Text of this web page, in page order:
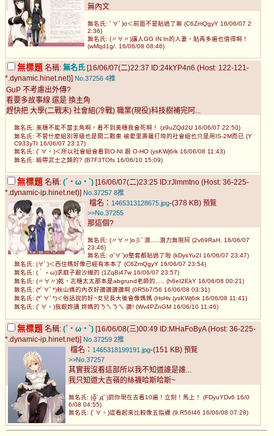
無內文
無名氏: ﾟ∀ﾟ)σ＜前面不是貼過了嘛 (C6ZmQgyY 16/06/07 2
2:36)
無名氏: (〃∀〃)讓人GG IN In的人妻，貼再多遍也值得啊！
(wMqd1g/. 16/06/08 08:46)
無標題 名稱: 無名氏 [16/06/07(二)22:37 ID:24kYP4n6 (Host: 122-121-
*.dynamic.hinet.net)] No.37256 4推
GuP 不考慮出外傳?
看要多故事線 還是 換主角
趕快把 大學(二戰末) 社會組(冷戰) 職業(現役)科技樹補完阿...
無名氏: 美穗不能不當主角啊，看不到美穗我會死啊！ (z9uZQd2U 16/06/07 22:50)
無名氏: 不管什麼組別等級也是開二戰車 被愛里壽蘿打垮的社會組也只是用IS-2M而已 (Y
C933yTI 16/06/07 23:17)
無名氏: (ﾟ∀。)＜所以社會組會看到O-NI 跟 O-HO (ysKWj6rk 16/06/08 11:43)
無名氏: 緞帶武士之類的? (B7F3TOfs 16/06/10 15:09)
無標題 名稱: (´・ω・`) [16/06/07(二)23:25 ID:rJlmmtno (Host: 36-225-
*.dynamic-ip.hinet.net)] No.37257 8推
檔名： 1465313128675.jpg-(378 KB) 預覽
>>No.37255
那這個?
無名氏: (〃∀〃)o彡ﾟ潛.....潛力無限阿 (2v69RaH. 16/06/07
23:46)
無名氏: σ`∀´)σ整套都貼過了啦 (kDysYu2I 16/06/07 23:47)
無名氏: |∀ﾟ)＜西住媽好像已經有本本了 (C6ZmQgyY 16/06/07 23:54)
無名氏: (｀・ω)求麻子跟沙織的 (1ZqBi47w 16/06/07 23:57)
無名氏: (〃∀〃)乾，志穗太太那本是abgrund老師的..... (h6eI2EkY 16/06/08 00:21)
無名氏: (*ﾟ∀ﾟ*)秋山媽的內衣好讚讚讚讚啊 (0R5b7/56 16/06/08 03:31)
無名氏: (*ﾟ∀ﾟ*)＜俗話說的好~女兒長大後會像媽媽 (HsHs (ysKWj6rk 16/06/08 11:41)
無名氏: (ﾟ∀。)我跟妳講 妳媽的ㄋㄟㄋㄟ 讚! (Wv4PZnGM 16/06/10 11:46)
無標題 名稱: (´・ω・`) [16/06/08(三)00:49 ID:MHaFoByA (Host: 36-225-
*.dynamic-ip.hinet.net)] No.37259 2推
檔名： 1465318199191.jpg-(151 KB) 預覽
>>No.37257
其實我沒看這部所以我不知道誰是誰...
我只知道大吉嶺的絲襪哈斯哈斯~
無名氏: (╬ﾟдﾟ)罰你現在去看10遍！立刻！馬上！ (FDyuYDv6 16/0
6/08 04:55)
無名氏: (ﾟ∀。)這看起來比較像五指襪 (9.R56I46 16/06/08 07:28)